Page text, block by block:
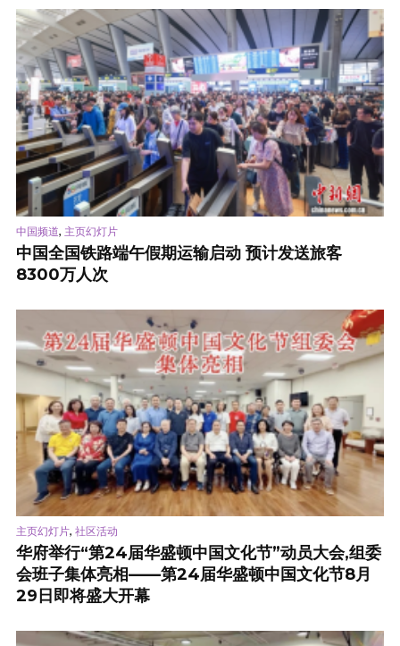
中国频道, 主页幻灯片
中国全国铁路端午假期运输启动 预计发送旅客
8300万人次
主页幻灯片, 社区活动
华府举行“第24届华盛顿中国文化节”动员大会,组委
会班子集体亮相——第24届华盛顿中国文化节8月
29日即将盛大开幕